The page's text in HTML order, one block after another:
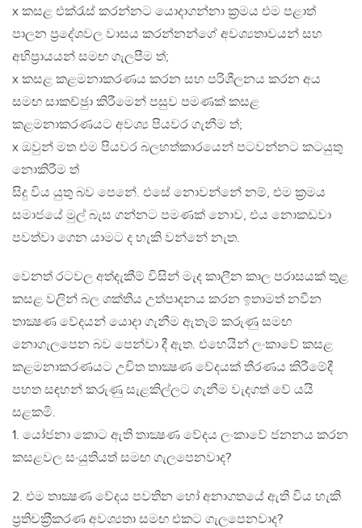
x කසළ එක්රැස් කරන්නට යොදාගන්නා ක‍්‍රමය එම පළාත්
පාලන ප‍්‍රදේශවල වාසය කරන්නන්ගේ අවශ්‍යතාවයන් සහ
අභිප‍්‍රායයන් සමඟ ගැලපීම ත්;
x කසළ කළමනාකරණය කරන සහ පරිශීලනය කරන අය
සමඟ සාකච්ඡුා කිරීමෙන් පසුව පමණක් කසළ
කළමනාකරණයට අවශ්‍ය පියවර ගැනීම ත්;
x ඔවුන් මත එම පියවර බලහත්කාරයෙන් පටවන්නට කටයුතු
නොකිරීම ත්
සිදු විය යුතු බව පෙනේ. එසේ නොවන්නේ නම්, එම ක‍්‍රමය
සමාජයේ මුල් බැස ගන්නට පමණක් නොව, එය නොකඩවා
පවත්වා ගෙන යාමට ද හැකි වන්නේ නැත.
වෙනත් රටවල අත්දැකීම් විසින් මැද කාලීන කාල පරාසයක් තුළ
කසළ වලින් බල ශක්තිය උත්පාදනය කරන ඉතාමත් නවීන
තාක්‍ෂණ වේදයන් යොදා ගැනීම ඇතැම් කරුණු සමඟ
නොගැලපෙන බව පෙන්වා දී ඇත. එහෙයින් ලංකාවේ කසළ
කළමනාකරණයට උචිත තාක්‍ෂණ වේදයක් තීරණය කිරීමේදී
පහත සඳහන් කරුණු සැළකිල්ලට ගැනීම වැදගත් වේ යයි
සළකමි.
1. යෝජනා කොට ඇති තාක්‍ෂණ වේදය ලංකාවේ ජනනය කරන
කසළවල සංයුතියත් සමඟ ගැලපෙනවාද?
2. එම තාක්‍ෂණ වේදය පවතින හෝ අනාගතයේ ඇති විය හැකි
ප‍්‍රතිචක‍්‍රීකරණ අවශ්‍යතා සමඟ එකට ගැලපෙනවාද?